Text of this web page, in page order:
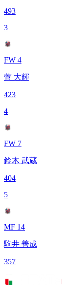
493
3
FW 4
菅 大輝
423
4
FW 7
鈴木 武蔵
404
5
MF 14
駒井 善成
357